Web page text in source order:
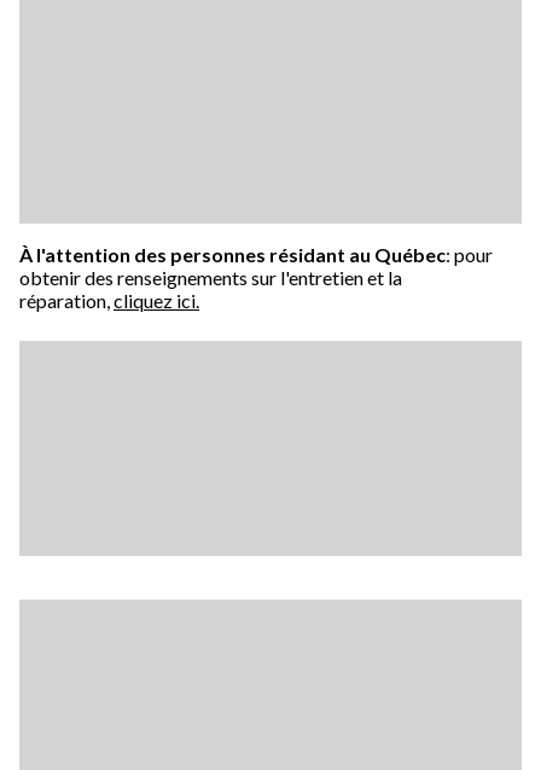
À l'attention des personnes résidant au Québec: pour
obtenir des renseignements sur l'entretien et la
réparation,cliquez ici.